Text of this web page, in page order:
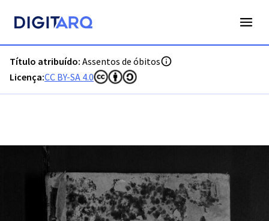
Título atribuído: Assentos de óbitos
Licença:CC BY-SA 4.0